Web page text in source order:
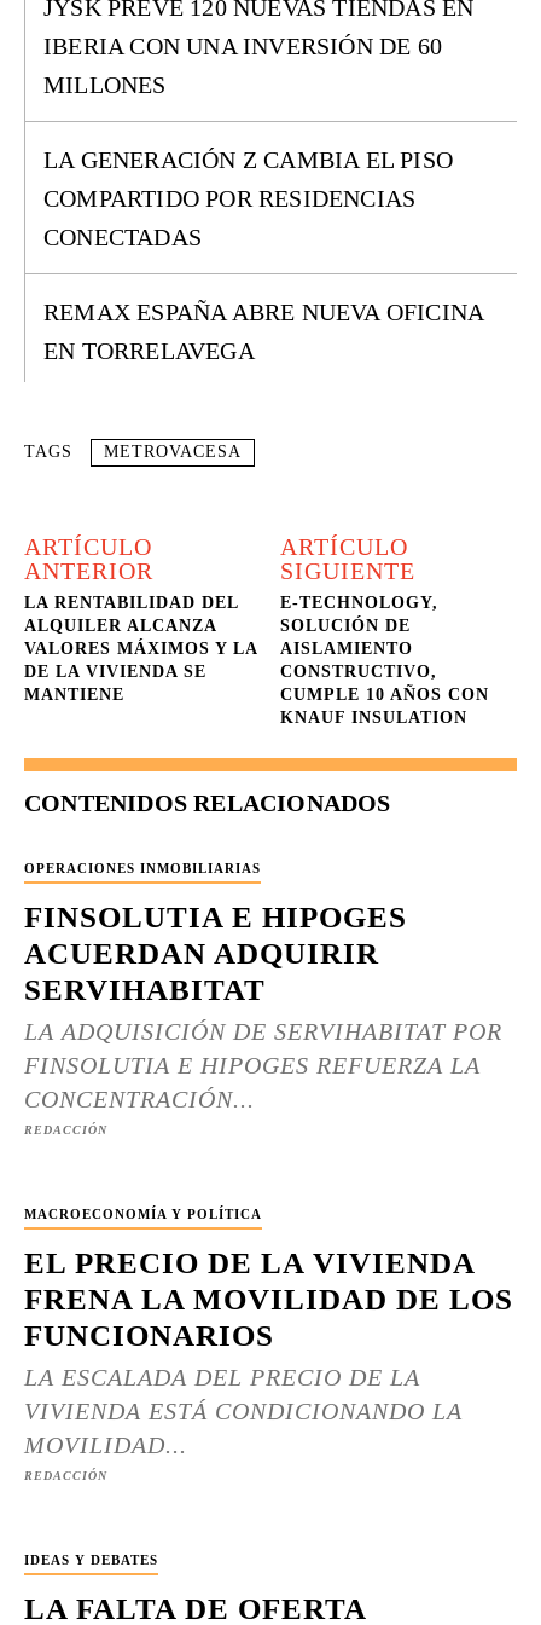
JYSK PREVÉ 120 NUEVAS TIENDAS EN
IBERIA CON UNA INVERSIÓN DE 60
MILLONES
LA GENERACIÓN Z CAMBIA EL PISO
COMPARTIDO POR RESIDENCIAS
CONECTADAS
REMAX ESPAÑA ABRE NUEVA OFICINA
EN TORRELAVEGA
TAGS METROVACESA
ARTÍCULO
ANTERIOR
LA RENTABILIDAD DEL
ALQUILER ALCANZA
VALORES MÁXIMOS Y LA
DE LA VIVIENDA SE
MANTIENE
ARTÍCULO
SIGUIENTE
E-TECHNOLOGY,
SOLUCIÓN DE
AISLAMIENTO
CONSTRUCTIVO,
CUMPLE 10 AÑOS CON
KNAUF INSULATION
CONTENIDOS RELACIONADOS
OPERACIONES INMOBILIARIAS
FINSOLUTIA E HIPOGES
ACUERDAN ADQUIRIR
SERVIHABITAT
LA ADQUISICIÓN DE SERVIHABITAT POR
FINSOLUTIA E HIPOGES REFUERZA LA
CONCENTRACIÓN...
REDACCIÓN
MACROECONOMÍA Y POLÍTICA
EL PRECIO DE LA VIVIENDA
FRENA LA MOVILIDAD DE LOS
FUNCIONARIOS
LA ESCALADA DEL PRECIO DE LA
VIVIENDA ESTÁ CONDICIONANDO LA
MOVILIDAD...
REDACCIÓN
IDEAS Y DEBATES
LA FALTA DE OFERTA